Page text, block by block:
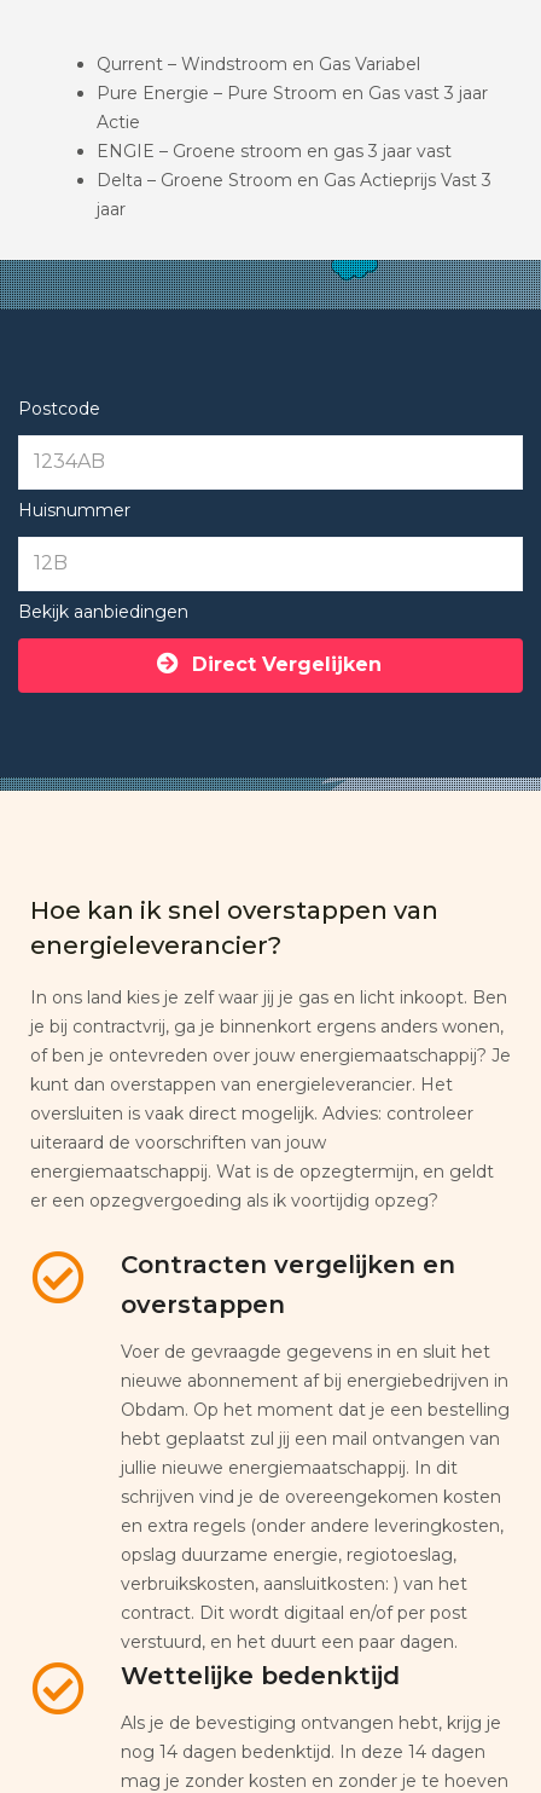
Qurrent – Windstroom en Gas Variabel
Pure Energie – Pure Stroom en Gas vast 3 jaar
Actie
ENGIE – Groene stroom en gas 3 jaar vast
Delta – Groene Stroom en Gas Actieprijs Vast 3
jaar
Postcode
Huisnummer
Bekijk aanbiedingen
Direct Vergelijken
Hoe kan ik snel overstappen van
energieleverancier?
In ons land kies je zelf waar jij je gas en licht inkoopt. Ben
je bij contractvrij, ga je binnenkort ergens anders wonen,
of ben je ontevreden over jouw energiemaatschappij? Je
kunt dan overstappen van energieleverancier. Het
oversluiten is vaak direct mogelijk. Advies: controleer
uiteraard de voorschriften van jouw
energiemaatschappij. Wat is de opzegtermijn, en geldt
er een opzegvergoeding als ik voortijdig opzeg?
Contracten vergelijken en
overstappen
Voer de gevraagde gegevens in en sluit het
nieuwe abonnement af bij energiebedrijven in
Obdam. Op het moment dat je een bestelling
hebt geplaatst zul jij een mail ontvangen van
jullie nieuwe energiemaatschappij. In dit
schrijven vind je de overeengekomen kosten
en extra regels (onder andere leveringkosten,
opslag duurzame energie, regiotoeslag,
verbruikskosten, aansluitkosten: ) van het
contract. Dit wordt digitaal en/of per post
verstuurd, en het duurt een paar dagen.
Wettelijke bedenktijd
Als je de bevestiging ontvangen hebt, krijg je
nog 14 dagen bedenktijd. In deze 14 dagen
mag je zonder kosten en zonder je te hoeven